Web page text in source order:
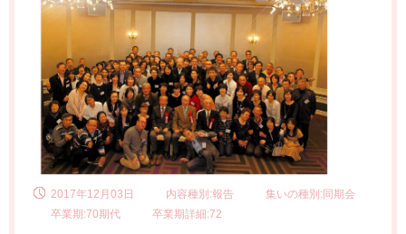
2017年12月03日 内容種別:報告
集いの種別:同期会
卒業期:70期代
卒業期詳細:72